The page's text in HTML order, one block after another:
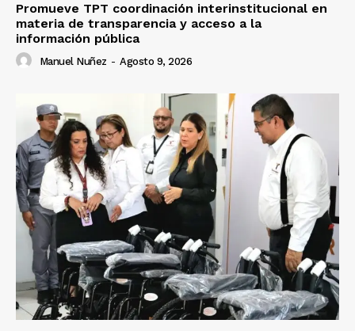
Promueve TPT coordinación interinstitucional en
materia de transparencia y acceso a la
información pública
Manuel Nuñez - Agosto 9, 2026